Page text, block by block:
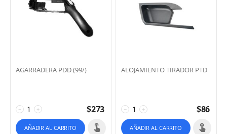
AGARRADERA PDD (99/)
+
− $273
AÑADIR AL CARRITO
ALOJAMIENTO TIRADOR PTD
+
− $86
AÑADIR AL CARRITO